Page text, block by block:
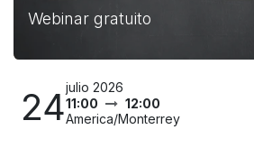
Webinar gratuito
24julio 2026
11:00
12:00
America/Monterrey